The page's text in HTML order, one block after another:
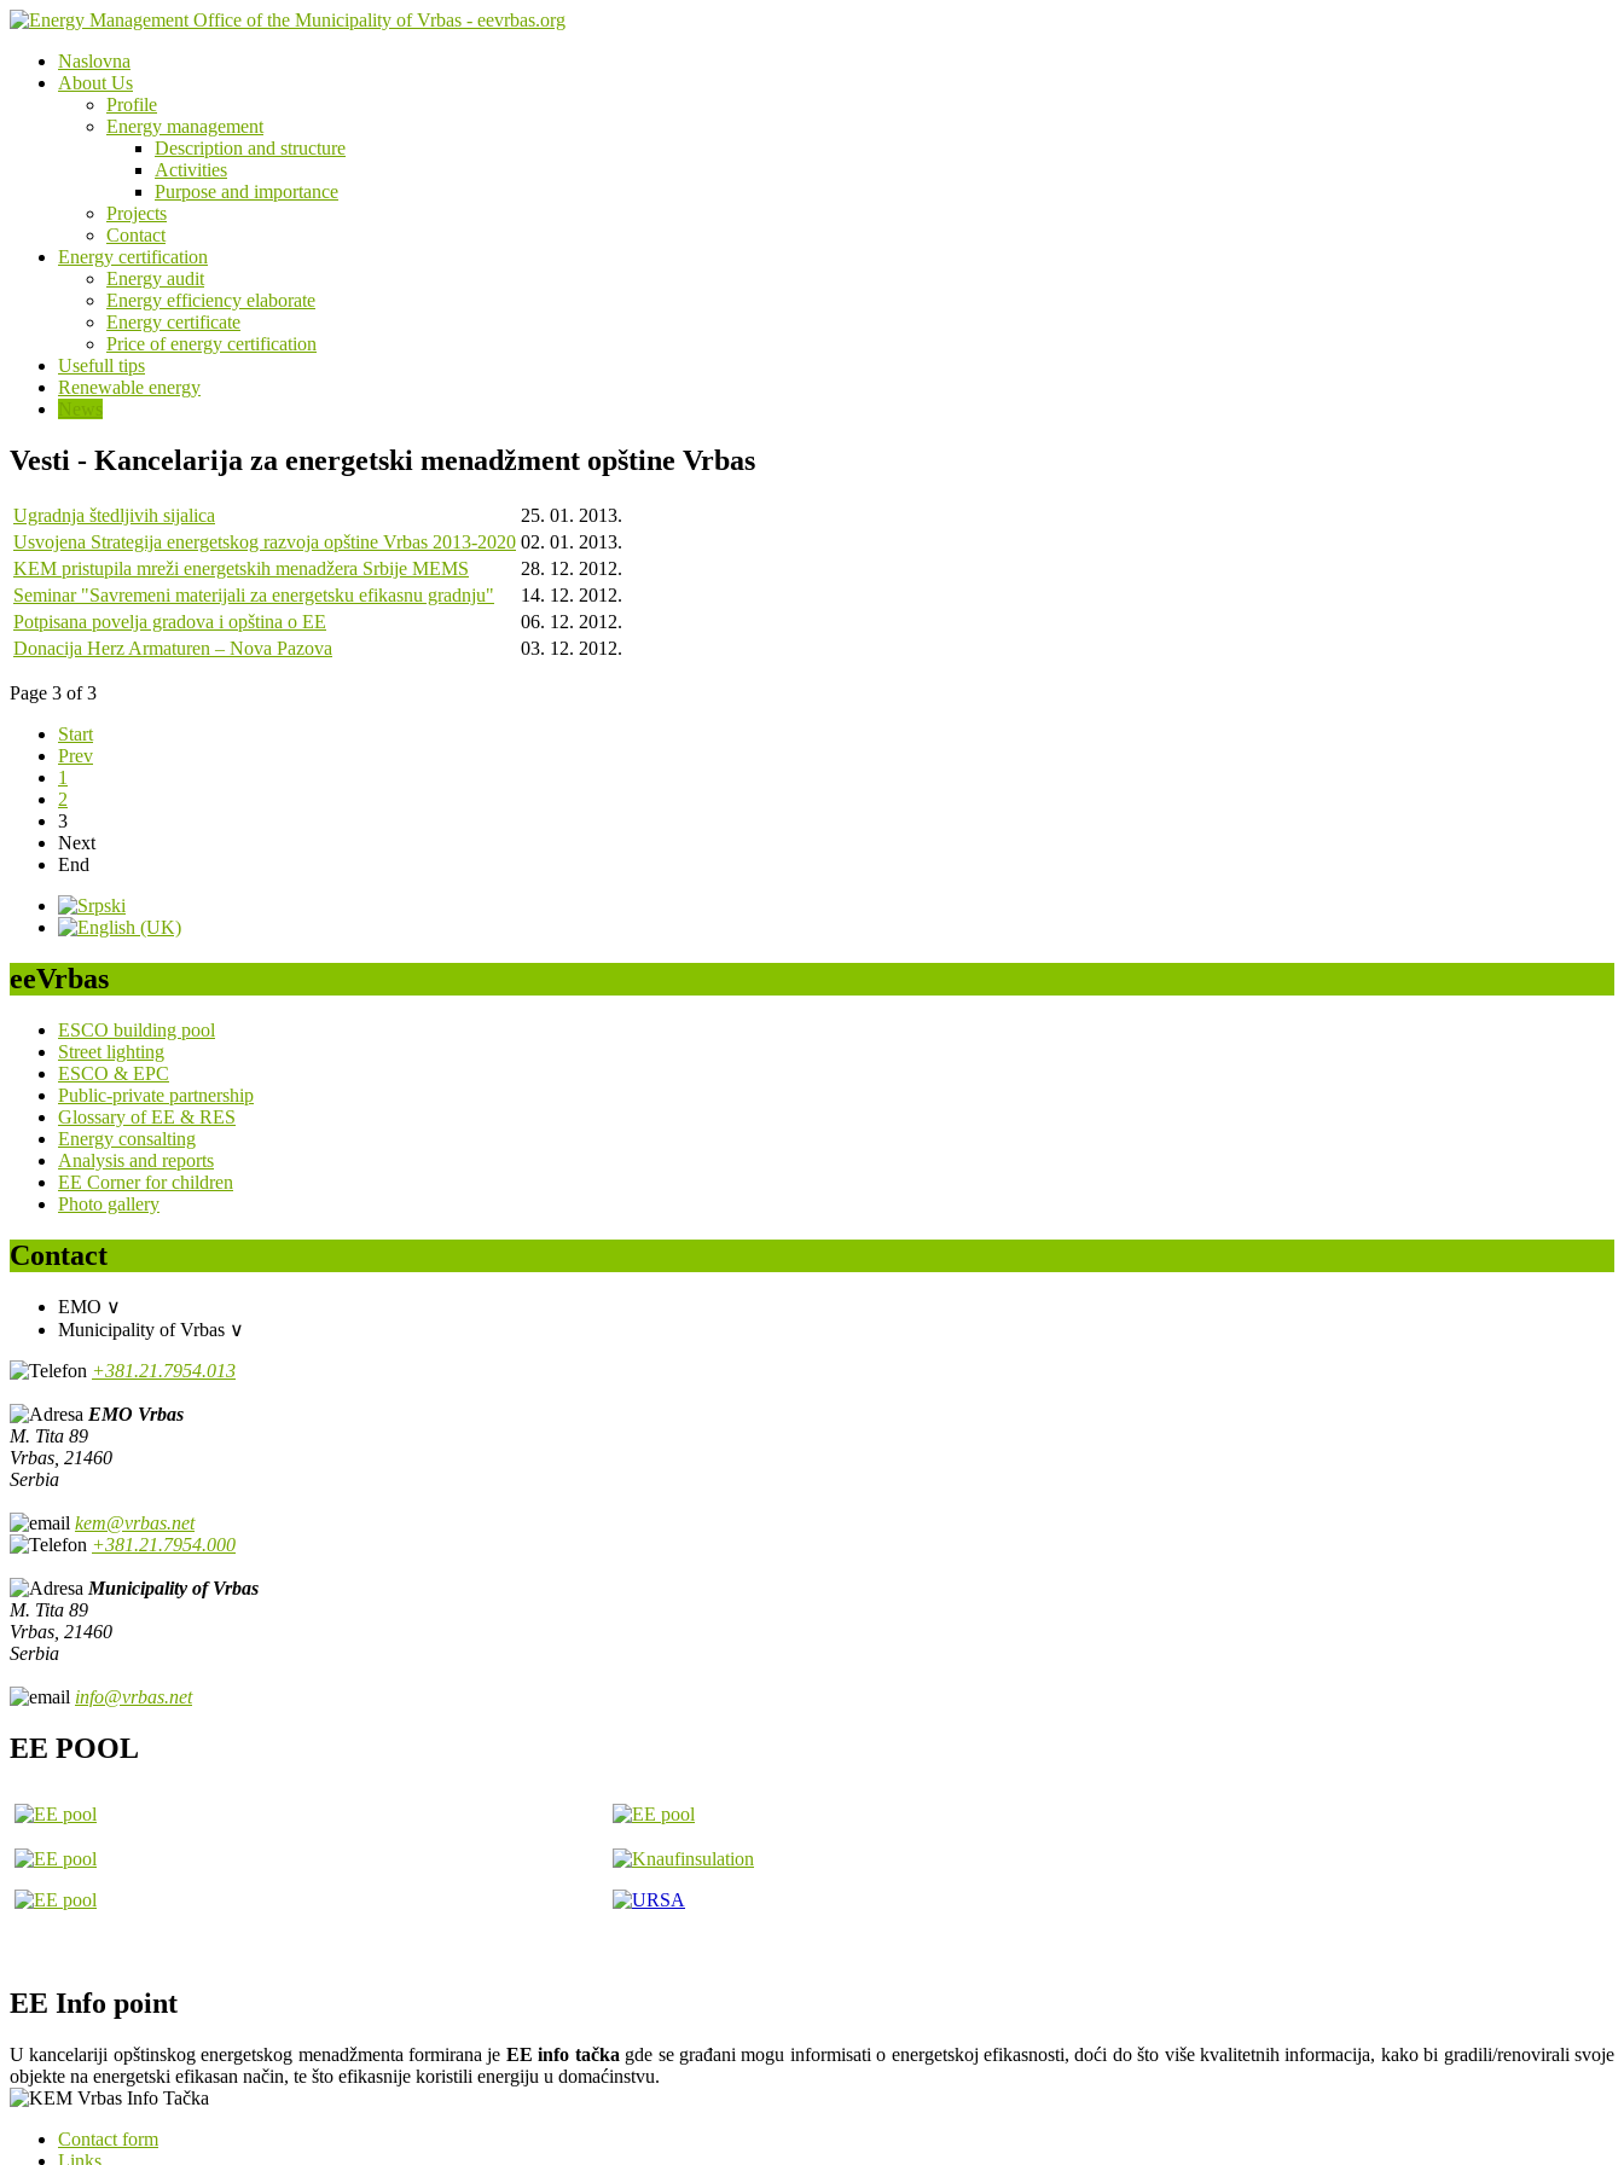
Naslovna
About Us
Profile
Energy management
Description and structure
Activities
Purpose and importance
Projects
Contact
Energy certification
Energy audit
Energy efficiency elaborate
Energy certificate
Price of energy certification
Usefull tips
Renewable energy
News
Vesti - Kancelarija za energetski menadžment opštine Vrbas
Ugradnja štedljivih sijalica
25. 01. 2013.
Usvojena Strategija energetskog razvoja opštine Vrbas 2013-2020 02. 01. 2013.
KEM pristupila mreži energetskih menadžera Srbije MEMS
28. 12. 2012.
Seminar "Savremeni materijali za energetsku efikasnu gradnju"
14. 12. 2012.
Potpisana povelja gradova i opština o EE
06. 12. 2012.
Donacija Herz Armaturen – Nova Pazova
03. 12. 2012.
Page 3 of 3
Start
Prev
1
2
3
Next
End
eeVrbas
ESCO building pool
Street lighting
ESCO & EPC
Public-private partnership
Glossary of EE & RES
Energy consalting
Analysis and reports
EE Corner for children
Photo gallery
Contact
EMO ∨
Municipality of Vrbas ∨
+381.21.7954.013
EMO Vrbas
M. Tita 89
Vrbas, 21460
Serbia
kem@vrbas.net
+381.21.7954.000
Municipality of Vrbas
M. Tita 89
Vrbas, 21460
Serbia
info@vrbas.net
EE POOL
EE Info point
U kancelariji opštinskog energetskog menadžmenta formirana je EE info tačka gde se građani mogu informisati o energetskoj efikasnosti, doći do što više kvalitetnih informacija, kako bi gradili/renovirali svoje
objekte na energetski efikasan način, te što efikasnije koristili energiju u domaćinstvu.
Contact form
Links